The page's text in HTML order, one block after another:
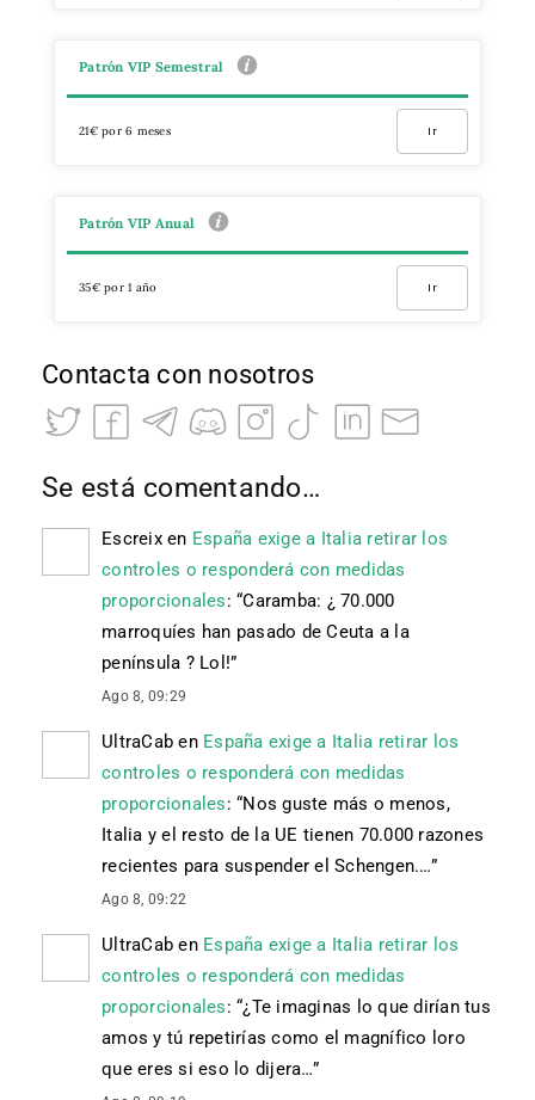
Patrón VIP Semestral
21€ por 6 meses Ir
Patrón VIP Anual
35€ por 1 año Ir
Contacta con nosotros
Se está comentando…
Escreixen España exige a Italia retirar los
controles o responderá con medidas
proporcionales: “Caramba: ¿ 70.000
marroquíes han pasado de Ceuta a la
península ? Lol!”
Ago 8, 09:29
UltraCab en España exige a Italia retirar los
controles o responderá con medidas
proporcionales: “Nos guste más o menos,
Italia y el resto de la UE tienen 70.000 razones
recientes para suspender el Schengen.…”
Ago 8, 09:22
UltraCab en España exige a Italia retirar los
controles o responderá con medidas
proporcionales: “¿Te imaginas lo que dirían tus
amos y tú repetirías como el magnífico loro
que eres si eso lo dijera…”